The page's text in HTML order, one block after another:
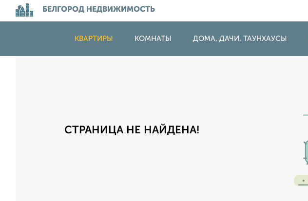
БЕЛГОРОД НЕДВИЖИМОСТЬ
КВАРТИРЫ КОМНАТЫ ДОМА, ДАЧИ, ТАУНХАУСЫ
СТРАНИЦА НЕ НАЙДЕНА!